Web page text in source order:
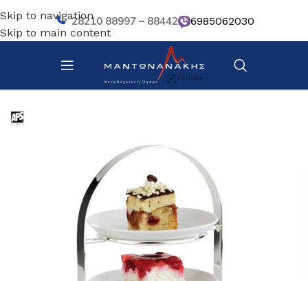
Skip to navigation
Skip to main content
28210 88997 – 88442 6985062030
Αρχική σελίδα/